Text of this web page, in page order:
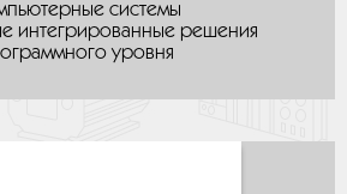
системы
интегрированные решения
уровня